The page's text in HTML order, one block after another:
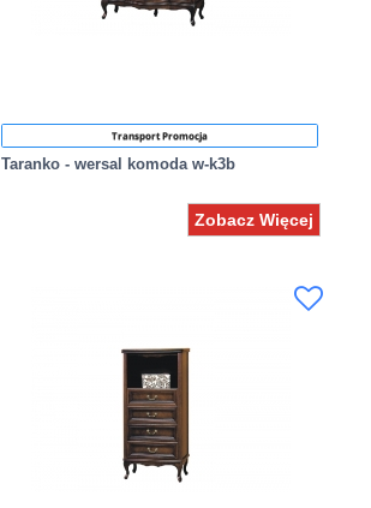
Transport Promocja
Taranko - wersal komoda w-k3b
Zobacz Więcej